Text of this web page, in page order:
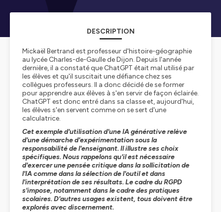
DESCRIPTION
Mickaël Bertrand est professeur d'histoire-géographie
au lycée Charles-de-Gaulle de Dijon. Depuis l'année
dernière, il a constaté que ChatGPT était mal utilisé par
les élèves et qu'il suscitait une défiance chez ses
collègues professeurs. Il a donc décidé de se former
pour apprendre aux élèves à s'en servir de façon éclairée.
ChatGPT est donc entré dans sa classe et, aujourd'hui,
les élèves s'en servent comme on se sert d'une
calculatrice.
Cet exemple d'utilisation d'une IA générative relève
d'une démarche d'expérimentation sous la
responsabilité de l'enseignant. Il illustre ses choix
spécifiques. Nous rappelons qu'il est nécessaire
d'exercer une pensée critique dans la sollicitation de
l'IA comme dans la sélection de l'outil et dans
l'interprétation de ses résultats. Le cadre du RGPD
s'impose, notamment dans le cadre des pratiques
scolaires. D'autres usages existent, tous doivent être
explorés avec discernement.